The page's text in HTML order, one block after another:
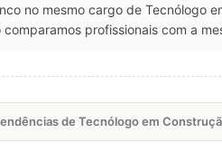
no mesmo cargo de Tecnólogo
comparamos profissionais com a
de Tecnólogo em